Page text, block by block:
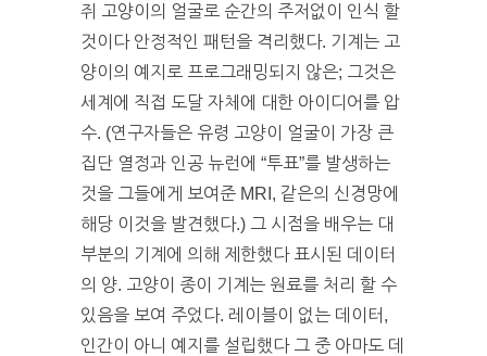
쥐 고양이의 얼굴로 순간의 주저없이 인식 할
것이다 안정적인 패턴을 격리했다. 기계는 고
양이의 예지로 프로그래밍되지 않은; 그것은
세계에 직접 도달 자체에 대한 아이디어를 압
수. (연구자들은 유령 고양이 얼굴이 가장 큰
집단 열정과 인공 뉴런에 “투표”를 발생하는
것을 그들에게 보여준 MRI, 같은의 신경망에
해당 이것을 발견했다.) 그 시점을 배우는 대
부분의 기계에 의해 제한했다 표시된 데이터
의 양. 고양이 종이 기계는 원료를 처리 할 수
있음을 보여 주었다. 레이블이 없는 데이터,
인간이 아니 예지를 설립했다 그 중 아마도 데